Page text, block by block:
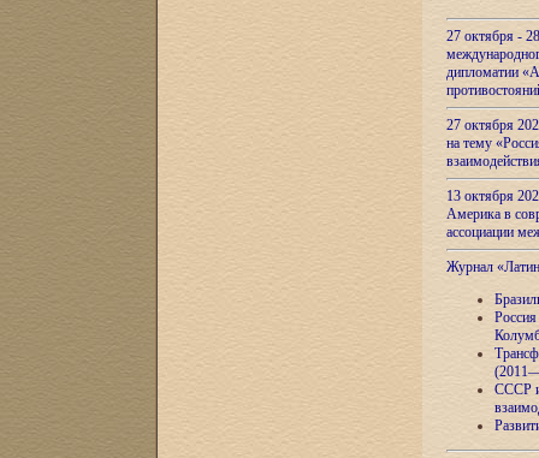
27 октября -
дипломатии
27 октября
на тему
13 октября
Америка в
ассоциации
Журнал
СССР и